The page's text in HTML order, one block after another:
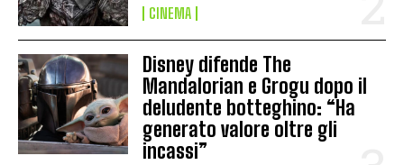
CINEMA
Disney difende The
Mandalorian e Grogu dopo il
deludente botteghino: “Ha
generato valore oltre gli
incassi”